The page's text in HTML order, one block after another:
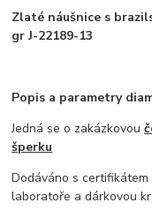
Zlaté náušnice s
gr J-22189-13
Popis a parametry
Jedná se o zakázkovou
šperku
Dodáváno s
laboratoře a dárkovou